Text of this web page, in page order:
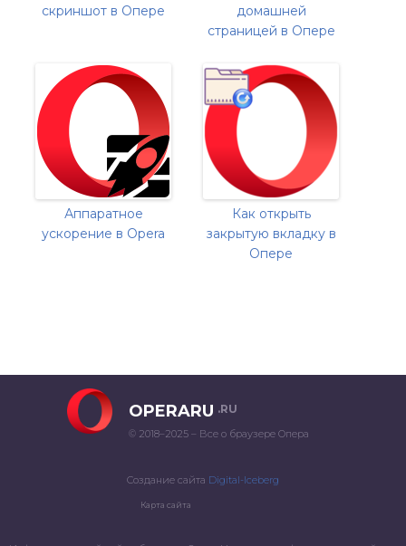
скриншот в Опере
домашней
страницей в Опере
Аппаратное
ускорение в Opera
Как открыть
закрытую вкладку в
Опере
OPERARU .RU
© 2018–2025 – Все о браузере Опера
Создание сайта Digital-Iceberg
Карта сайта